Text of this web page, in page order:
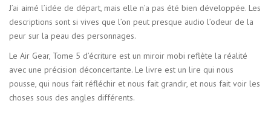
J’ai aimé l’idée de départ, mais elle n’a pas été bien développée. Les
descriptions sont si vives que l’on peut presque audio l’odeur de la
peur sur la peau des personnages.
Le Air Gear, Tome 5 d’écriture est un miroir mobi reflète la réalité
avec une précision déconcertante. Le livre est un lire qui nous
pousse, qui nous fait réfléchir et nous fait grandir, et nous fait voir les
choses sous des angles différents.